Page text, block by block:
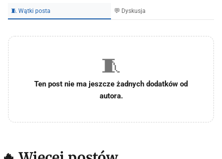
🧵 Wątki posta 💬 Dyskusja
🧵
Ten post nie ma jeszcze żadnych dodatków od
autora.